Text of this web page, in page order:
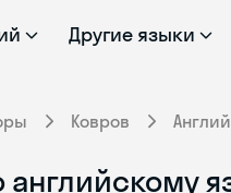
Другие языки
Ковров
английскому